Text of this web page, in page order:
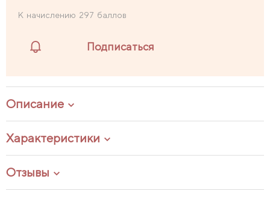
К начислению 297 баллов
Подписаться
Описание
Характеристики
Отзывы